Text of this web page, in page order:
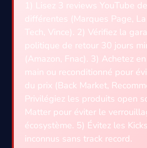
1) Lisez 3 reviews YouTube
différentes (Marques Page,
Tech, Vince). 2) Vérifiez la
politique de retour 30 jours
(Amazon, Fnac). 3) Achetez
main ou reconditionné pour
du prix (Back Market,
Privilégiez les produits open
Matter pour éviter le
écosystème. 5) Évitez les
inconnus sans track record.